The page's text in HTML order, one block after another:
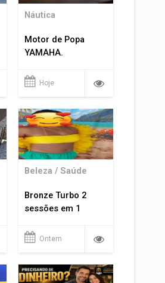
Náutica
Motor de Popa
YAMAHA.
Hoje
Beleza / Saúde
Bronze Turbo 2
sessões em 1
Ontem